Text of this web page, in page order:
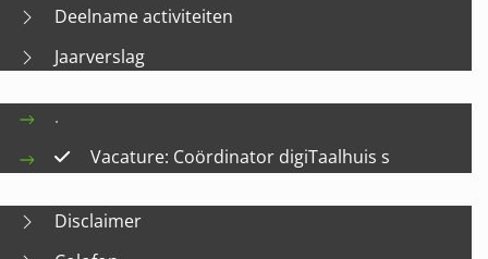
Deelname activiteiten
Jaarverslag
.
Vacature: Coördinator digiTaalhuis s
Disclaimer